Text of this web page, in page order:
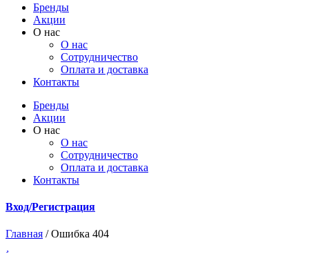
Бренды
Акции
О нас
О нас
Cотрудничество
Оплата и доставка
Контакты
Бренды
Акции
О нас
О нас
Cотрудничество
Оплата и доставка
Контакты
Вход/Регистрация
Главная / Ошибка 404